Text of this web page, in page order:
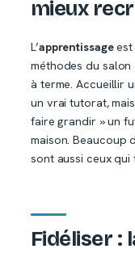
mieux
L’apprentissageest
méthodes du
à terme. Accueillir
un vrai tutorat,
faire grandir » un
maison. Beaucoup
sont aussi ceux qui
Fidéliser :